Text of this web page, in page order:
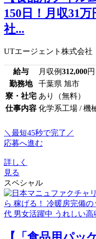
150日！月収31
社...
UTエージェント株式会社
給与 月収例312,000円
勤務地
千葉県 旭市
寮・社宅 あり（無料）
仕事内容 化学系工場 / 機
＼最短45秒で完了／
応募へ進む
詳しく
見る
スペシャル